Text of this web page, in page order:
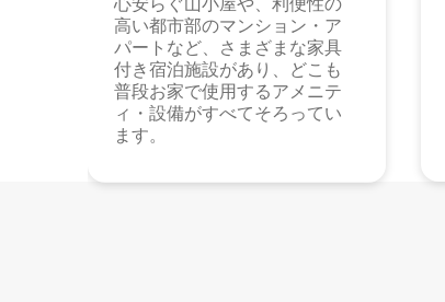
高い都市部のマンション・ア
パートなど、さまざまな家具
付き宿泊施設があり、どこも
普段お家で使用するアメニテ
ィ・設備がすべてそろってい
ます。